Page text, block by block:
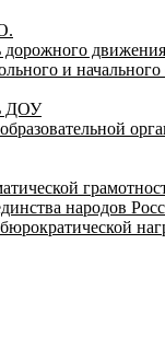
дорожного
и
ДОУ
народов